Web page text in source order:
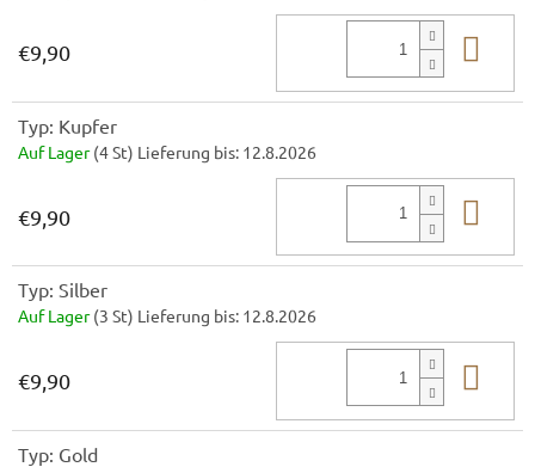
€9,90
Typ: Kupfer
Auf Lager(4 St) Lieferung bis: 12.8.2026
€9,90
Typ: Silber
Auf Lager(3 St) Lieferung bis: 12.8.2026
€9,90
Typ: Gold